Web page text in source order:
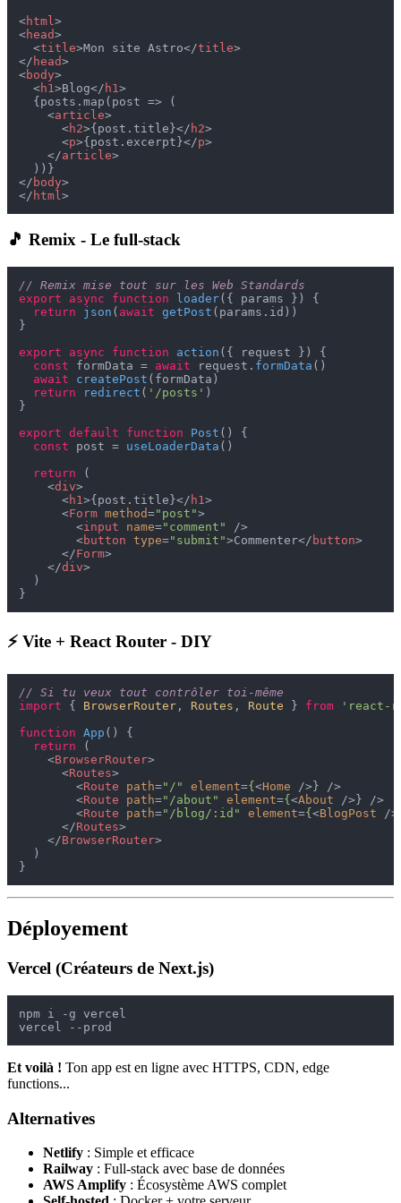
<html >
<head>
<title>Mon site Astro</title>
</ head>
<body>
<h1 >Blog</ h1 >
  {posts.map(post => (
<article>
<h2>{post.title}</ h2>
<p>{post.excerpt}</p>
</article>
</ body>
</ html >
🎵 Remix - Le full-stack
// Remix mise tout sur les Web Standards
export
async function loader( { params } ) {
return
json ( await getPost (params. id ))
}
export
async function action ( { request } ) {
const formData = await request. formData ()
await
createPost (formData)
return
redirect ( '/posts' )
}
export default function Post ( ) {
const post = useLoaderData ()
return (
<div>
<h1 >{post.title}</ h1 >
<Form method="post">
<input name="comment"
/>
<button type="submit">Commenter</ button>
</Form>
</div>
  )
⚡ Vite + React Router - DIY
// Si tu veux tout contrôler toi-même
import { BrowserRouter , Routes , Route } from
'react-
function App ( ) {
return (
<BrowserRouter>
<Routes>
<Route path="/" element={ <Home /> } />
<Route path="/about" element={ <About /> } />
<Route path="/blog/:id" element={ <BlogPost />
</Routes>
</BrowserRouter>
  )
Déployement
Vercel (Créateurs de Next.js)
npm i -g vercel
Et voilà ! Ton app est en ligne avec HTTPS, CDN, edge
functions...
Alternatives
Netlify : Simple et efficace
Railway : Full-stack avec base de données
AWS Amplify : Écosystème AWS complet